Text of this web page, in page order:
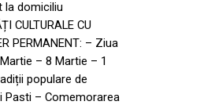
la domiciliu
CULTURALE CU
PERMANENT: – Ziua
– 8 Martie – 1
populare de
Pasti – Comemorarea